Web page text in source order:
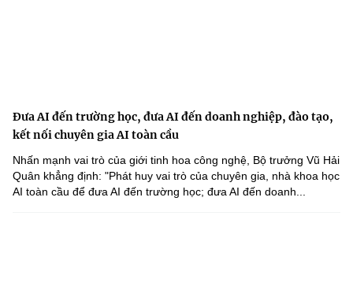
Đưa AI đến trường học, đưa AI đến doanh nghiệp, đào tạo,
kết nối chuyên gia AI toàn cầu
Nhấn mạnh vai trò của giới tinh hoa công nghệ, Bộ trưởng Vũ Hải
Quân khẳng định: "Phát huy vai trò của chuyên gia, nhà khoa học
AI toàn cầu để đưa AI đến trường học; đưa AI đến doanh...